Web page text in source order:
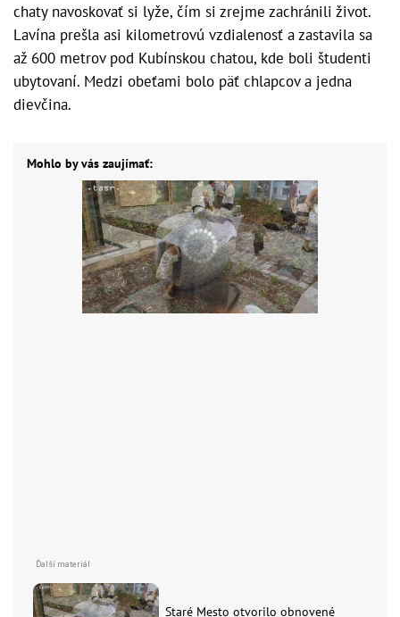
chaty navoskovať si lyže, čím si zrejme zachránili život.
Lavína prešla asi kilometrovú vzdialenosť a zastavila sa
až 600 metrov pod Kubínskou chatou, kde boli študenti
ubytovaní. Medzi obeťami bolo päť chlapcov a jedna
dievčina.
Mohlo by vás zaujímať:
Staré Mesto otvorilo obnovené